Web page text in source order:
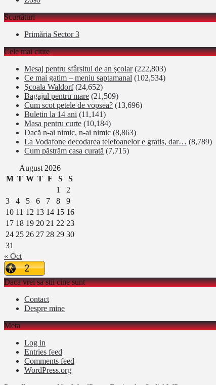
Scurtături
Primăria Sector 3
Cele mai citite
Mesaj pentru sfârșitul de an școlar (222,803)
Ce mai gatim – meniu saptamanal (102,534)
Şcoala Waldorf (24,652)
Bagajul pentru mare (21,509)
Cum scot petele de vopsea? (13,696)
Buletin la 14 ani (11,141)
Masa pentru curte (10,184)
Dacă n-ai nimic, n-ai nimic (8,863)
La Vodafone decodarea telefoanelor e gratis, dar… (8,789)
Cum păstrăm casa curată (7,715)
August 2026
M T W T F S
S
1
2
3
4 5 6 7 8
9
10 11 12 13 14 15 16
17 18 19 20 21 22 23
24 25 26 27 28 29 30
31
« Oct
Daca vrei sa stii cine sunt
Contact
Despre mine
Meta
Log in
Entries feed
Comments feed
WordPress.org